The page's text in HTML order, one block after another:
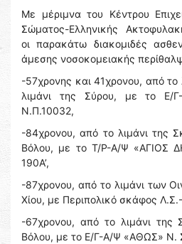
Με μέριμνα του Κέντρου
Σώματος-Ελληνικής
οι παρακάτω διακομιδές
άμεσης νοσοκομειακής
-57χρονης και 41χρονου, από το
λιμάνι της Σύρου, με το Ε/
Ν.Π.10032,
-84χρονου, από το λιμάνι της
Βόλου, με το Τ/Ρ-Α/Ψ «ΑΓΙΟΣ
190Α’,
-87χρονου, από το λιμάνι των
Χίου, με Περιπολικό σκάφος
-67χρονου, από το λιμάνι της
Βόλου, με το Ε/Γ-Α/Ψ «ΑΘΩΣ» Ν.